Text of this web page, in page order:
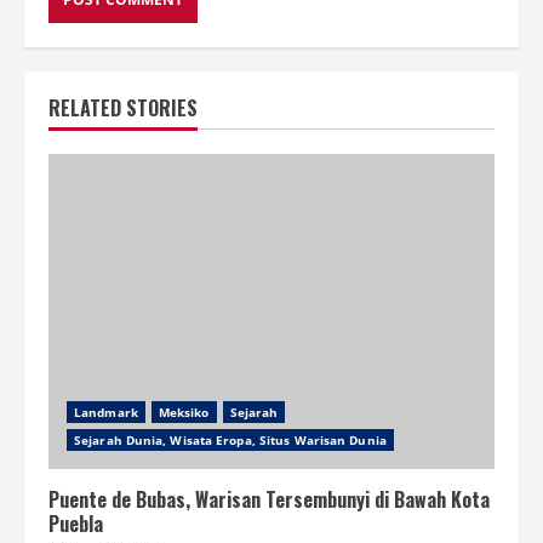
RELATED STORIES
Landmark Meksiko
Sejarah
Sejarah Dunia, Wisata Eropa, Situs Warisan Dunia
Puente de Bubas, Warisan Tersembunyi di Bawah Kota
Puebla